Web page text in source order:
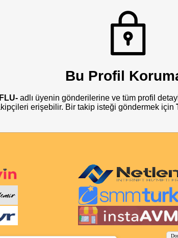
Bu Profil
adlı üyenin gönderilerine ve tüm profil
erişebilir. Bir takip isteği göndermek için